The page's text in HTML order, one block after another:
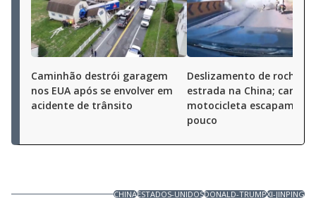
Caminhão destrói garagem
nos EUA após se envolver em
acidente de trânsito
Deslizamento de rochas
estrada na China; carro e
motocicleta escapam por
pouco
CHINAESTADOS-UNIDOSDONALD-TRUMPXI-JINPING